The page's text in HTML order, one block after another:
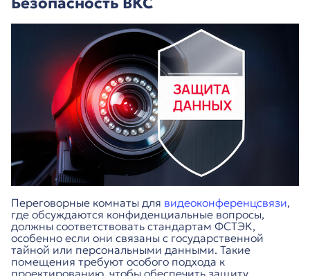
Переговорные комнаты для видеоконференцсвязи,
где обсуждаются конфиденциальные вопросы,
должны соответствовать стандартам ФСТЭК,
особенно если они связаны с государственной
тайной или персональными данными. Такие
помещения требуют особого подхода к
проектированию, чтобы обеспечить защиту